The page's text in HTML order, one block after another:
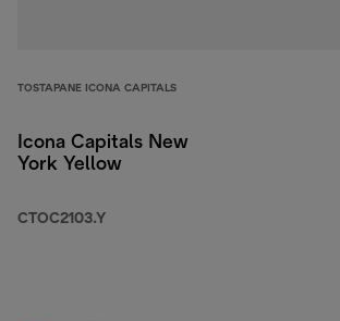
TOSTAPANE ICONA CAPITALS
Icona Capitals New
York Yellow
CTOC2103.Y